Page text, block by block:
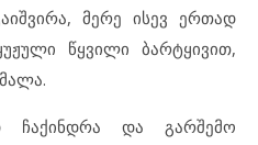
მერე ისევ ერთად
წყვილი ბარტყივით,
ჩაქინდრა და გარშემო